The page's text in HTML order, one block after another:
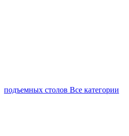
подъемных столов Все категории